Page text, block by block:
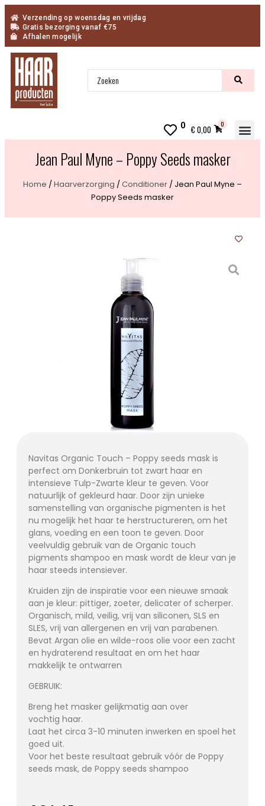
Verzending op woensdag en vrijdag
Gratis bezorging vanaf €75
Afhalen mogelijk
0 € 0,00 0
Jean Paul Myne – Poppy Seeds masker
Home /Haarverzorging /Conditioner / Jean Paul Myne –
Poppy Seeds masker
Navitas Organic Touch – Poppy seeds mask is
perfect om Donkerbruin tot zwart haar en
intensieve Tulp-Zwarte kleur te geven. Voor
natuurlijk of gekleurd haar. Door zijn unieke
samenstelling van organische pigmenten is het
nu mogelijk het haar te herstructureren, om het
glans, voeding en een toon te geven. Door
veelvuldig gebruik van de Organic touch
pigments shampoo en mask wordt de kleur van je
haar steeds intensiever.
Kruiden zijn de inspiratie voor een nieuwe smaak
aan je kleur: pittiger, zoeter, delicater of scherper.
Organisch, mild, veilig, vrij van siliconen, SLS en
SLES, vrij van allergenen en vrij van parabenen.
Bevat Argan olie en wilde-roos olie voor een zacht
en hydraterend resultaat en om het haar
makkelijk te ontwarren
GEBRUIK:
​Breng het masker gelijkmatig aan over
vochtig haar.
Laat het circa 3-10 minuten inwerken en spoel het
goed uit.
Voor het beste resultaat gebruik vóór de Poppy
seeds mask, de Poppy seeds shampoo